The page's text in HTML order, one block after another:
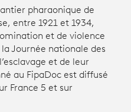
pharaonique de
entre 1921 et 1934,
et de violence
Journée nationale des
et de leur
au FipaDoc est diffusé
France 5 et sur